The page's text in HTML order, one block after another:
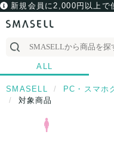
新規会員に2,000円以上で
ALL
SMASELL PC・スマホ
対象商品